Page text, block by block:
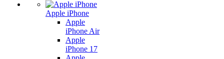
Apple iPhone
Apple
iPhone Air
Apple
iPhone 17